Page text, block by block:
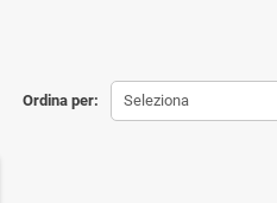
Ordina per: Seleziona